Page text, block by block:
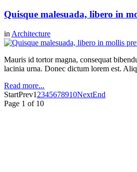
Quisque malesuada, libero in
in Architecture
Mauris id tortor magna, consequat
lacinia urna. Donec dictum lorem est.
Read more...
StartPrev1 2345678910NextEnd
Page 1 of 10